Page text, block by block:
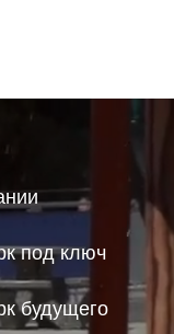
под ключ
будущего